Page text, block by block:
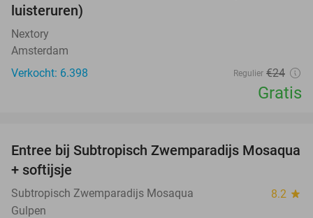
luisteruren)
Nextory
Amsterdam
Verkocht: 6.398
Regulier €24
Gratis
25%
Entree bij Subtropisch Zwemparadijs Mosaqua
+ softijsje
Subtropisch Zwemparadijs Mosaqua 8.2 star
Gulpen